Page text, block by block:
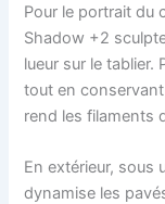
Pour le portrait du
Shadow +2
lueur sur le tablier.
tout en
rend les filaments
En extérieur, sous
dynamise les